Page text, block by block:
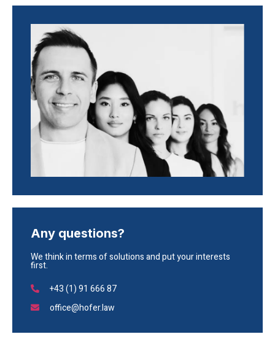
Any questions?
We think in terms of solutions and put your interests
first.
+43 (1) 91 666 87
office@hofer.law